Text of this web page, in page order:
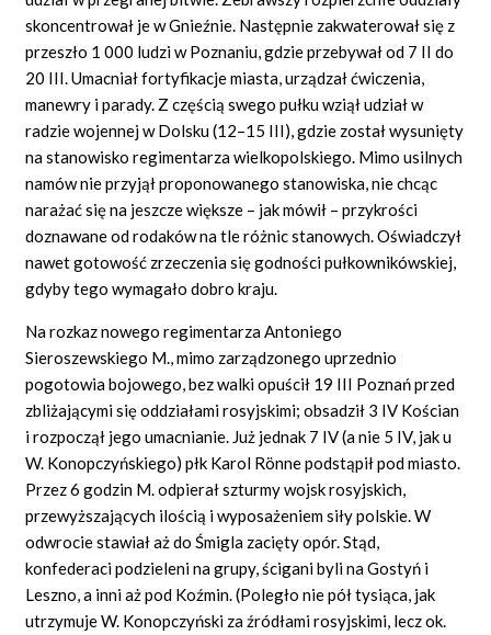
skoncentrował je w Gnieźnie. Następnie zakwaterował się z
przeszło 1 000 ludzi w Poznaniu, gdzie przebywał od 7 II do
20 III. Umacniał fortyfikacje miasta, urządzał ćwiczenia,
manewry i parady. Z częścią swego pułku wziął udział w
radzie wojennej w Dolsku (12–15 III), gdzie został wysunięty
na stanowisko regimentarza wielkopolskiego. Mimo usilnych
namów nie przyjął proponowanego stanowiska, nie chcąc
narażać się na jeszcze większe – jak mówił – przykrości
doznawane od rodaków na tle różnic stanowych. Oświadczył
nawet gotowość zrzeczenia się godności pułkownikówskiej,
gdyby tego wymagało dobro kraju.
Na rozkaz nowego regimentarza Antoniego
Sieroszewskiego M., mimo zarządzonego uprzednio
pogotowia bojowego, bez walki opuścił 19 III Poznań przed
zbliżającymi się oddziałami rosyjskimi; obsadził 3 IV Kościan
i rozpoczął jego umacnianie. Już jednak 7 IV (a nie 5 IV, jak u
W. Konopczyńskiego) płk Karol Rönne podstąpił pod miasto.
Przez 6 godzin M. odpierał szturmy wojsk rosyjskich,
przewyższających ilością i wyposażeniem siły polskie. W
odwrocie stawiał aż do Śmigla zacięty opór. Stąd,
konfederaci podzieleni na grupy, ścigani byli na Gostyń i
Leszno, a inni aż pod Koźmin. (Poległo nie pół tysiąca, jak
utrzymuje W. Konopczyński za źródłami rosyjskimi, lecz ok.